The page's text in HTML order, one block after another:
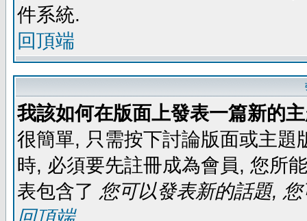
件系統.
回頂端
我該如何在版面上發表一篇新的
很簡單, 只需按下討論版面或主
時, 必須要先註冊成為會員, 您所
表包含了 您可以發表新的話題,